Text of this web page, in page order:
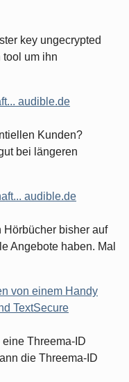
key ungecrypted
um ihn
audible.de
Kunden?
bei längeren
audible.de
Hörbücher bisher auf
Angebote haben. Mal
von einem Handy
TextSecure
Threema-ID
die Threema-ID